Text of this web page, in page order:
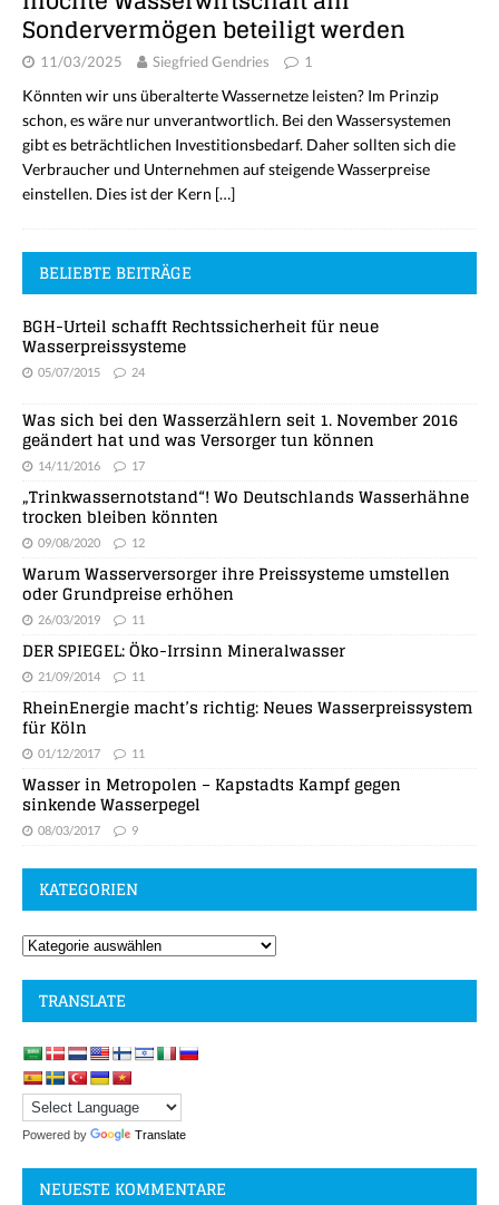
Sondervermögen beteiligt werden
11/03/2025 Siegfried Gendries 1
Könnten wir uns überalterte Wassernetze leisten? Im Prinzip
schon, es wäre nur unverantwortlich. Bei den Wassersystemen
gibt es beträchtlichen Investitionsbedarf. Daher sollten sich die
Verbraucher und Unternehmen auf steigende Wasserpreise
einstellen. Dies ist der Kern […]
BELIEBTE BEITRÄGE
BGH-Urteil schafft Rechtssicherheit für neue
Wasserpreissysteme
05/07/2015 24
Was sich bei den Wasserzählern seit 1. November 2016
geändert hat und was Versorger tun können
14/11/2016 17
„Trinkwassernotstand“! Wo Deutschlands Wasserhähne
trocken bleiben könnten
09/08/2020 12
Warum Wasserversorger ihre Preissysteme umstellen
oder Grundpreise erhöhen
26/03/2019 11
DER SPIEGEL: Öko-Irrsinn Mineralwasser
21/09/2014 11
RheinEnergie macht’s richtig: Neues Wasserpreissystem
für Köln
01/12/2017 11
Wasser in Metropolen – Kapstadts Kampf gegen
sinkende Wasserpegel
08/03/2017 9
KATEGORIEN
TRANSLATE
Powered by Translate
NEUESTE KOMMENTARE